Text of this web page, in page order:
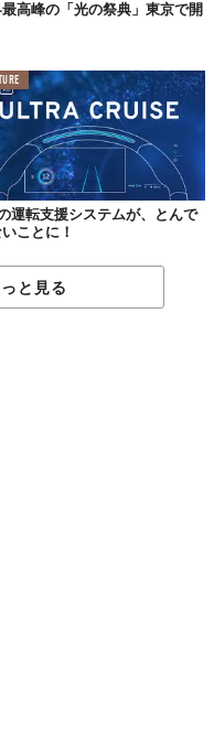
image: ©2023 Deming Designs Inc.
いはずだ。
高峰の「光の祭典」東京で開
運転支援システムが、とんで
ことに！
と見る